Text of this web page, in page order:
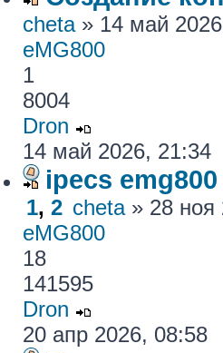
cheta» 14 май
eMG800
1
8004
Dron
14 май 2026, 21:34
ipecs
1, 2 cheta» 28 ноя
eMG800
18
141595
Dron
20 апр 2026, 08:58